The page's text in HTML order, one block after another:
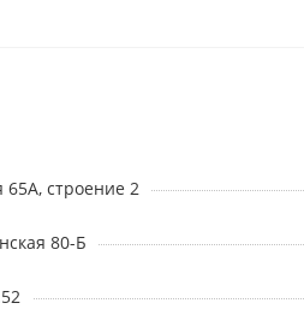
65А, строение 2
80-Б